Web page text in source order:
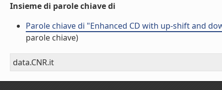
Insieme di parole chiave di
Parole chiave di "Enhanced CD with up-shift and
parole chiave)
data.CNR.it